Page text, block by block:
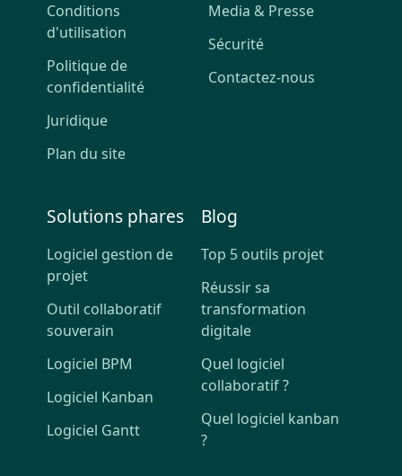
Conditions
d'utilisation
Politique de
confidentialité
Juridique
Plan du site
Media & Presse
Sécurité
Contactez-nous
Solutions phares
Logiciel gestion de
projet
Outil collaboratif
souverain
Logiciel BPM
Logiciel Kanban
Logiciel Gantt
Blog
Top 5 outils projet
Réussir sa
transformation
digitale
Quel logiciel
collaboratif ?
Quel logiciel kanban
?